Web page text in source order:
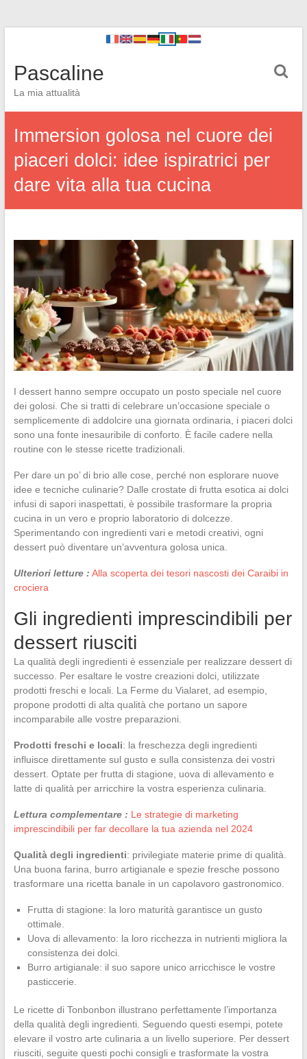
Pascaline
La mia attualità
Immersion golosa nel cuore dei
piaceri dolci: idee ispiratrici per
dare vita alla tua cucina
I dessert hanno sempre occupato un posto speciale nel cuore
dei golosi. Che si tratti di celebrare un’occasione speciale o
semplicemente di addolcire una giornata ordinaria, i piaceri dolci
sono una fonte inesauribile di conforto. È facile cadere nella
routine con le stesse ricette tradizionali.
Per dare un po’ di brio alle cose, perché non esplorare nuove
idee e tecniche culinarie? Dalle crostate di frutta esotica ai dolci
infusi di sapori inaspettati, è possibile trasformare la propria
cucina in un vero e proprio laboratorio di dolcezze.
Sperimentando con ingredienti vari e metodi creativi, ogni
dessert può diventare un’avventura golosa unica.
Ulteriori letture : Alla scoperta dei tesori nascosti dei Caraibi in
crociera
Gli ingredienti imprescindibili per
dessert riusciti
La qualità degli ingredienti è essenziale per realizzare dessert di
successo. Per esaltare le vostre creazioni dolci, utilizzate
prodotti freschi e locali. La Ferme du Vialaret, ad esempio,
propone prodotti di alta qualità che portano un sapore
incomparabile alle vostre preparazioni.
Prodotti freschi e locali: la freschezza degli ingredienti
influisce direttamente sul gusto e sulla consistenza dei vostri
dessert. Optate per frutta di stagione, uova di allevamento e
latte di qualità per arricchire la vostra esperienza culinaria.
Lettura complementare : Le strategie di marketing
imprescindibili per far decollare la tua azienda nel 2024
Qualità degli ingredienti: privilegiate materie prime di qualità.
Una buona farina, burro artigianale e spezie fresche possono
trasformare una ricetta banale in un capolavoro gastronomico.
Frutta di stagione: la loro maturità garantisce un gusto
ottimale.
Uova di allevamento: la loro ricchezza in nutrienti migliora la
consistenza dei dolci.
Burro artigianale: il suo sapore unico arricchisce le vostre
pasticcerie.
Le ricette di Tonbonbon illustrano perfettamente l’importanza
della qualità degli ingredienti. Seguendo questi esempi, potete
elevare il vostro arte culinaria a un livello superiore. Per dessert
riusciti, seguite questi pochi consigli e trasformate la vostra